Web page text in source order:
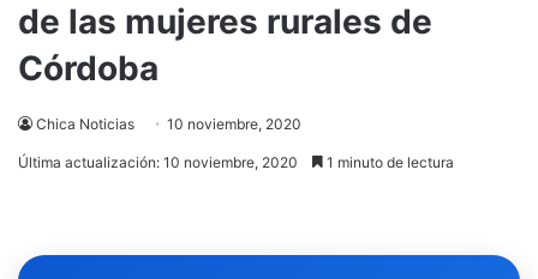
de las mujeres rurales de
Córdoba
Chica Noticias 10 noviembre, 2020
Última actualización: 10 noviembre, 2020 1 minuto de lectura